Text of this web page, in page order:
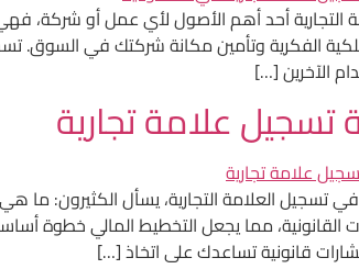
التجارية أحد أهم الأصول لأي عمل أو شركة،
الفكرية وتأمين مكانة شركتك في السوق.
الآخرين […]
تسجيل علامة تجارية
تسجيل العلامة التجارية، يسأل الكثيرون: ما
القانونية، مما يجعل التخطيط المالي خطوة
قانونية تساعدك على اتخاذ […]